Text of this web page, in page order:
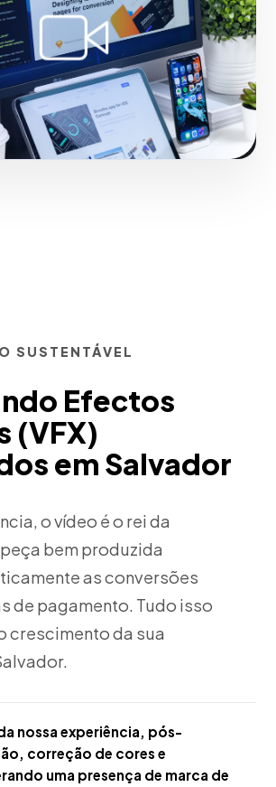
SUSTENTÁVEL
Efectos
(VFX)
em Salvador
o vídeo é o rei da
bem produzida
as conversões
de pagamento. Tudo isso
crescimento da sua
nossa experiência, pós-
correção de cores e
uma presença de marca de